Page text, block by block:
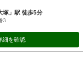
塚」駅 徒歩5分
3
細を確認